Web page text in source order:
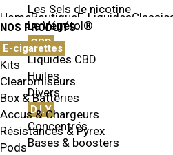
Les Sels de nicotine
Le Végétol®
CBD
Liquides CBD
Huiles
Divers
D.I.Y
Concentrés
Bases & boosters
NOS PRODUITS
E-cigarettes
Kits
Clearomiseurs
Box & Batteries
Accus & Chargeurs
Résistances & Pyrex
Pods
HomeBoutiqueE-Liquides